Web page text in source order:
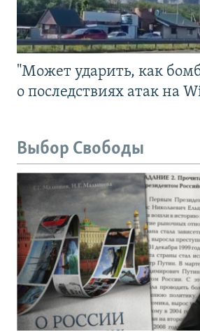
"Может ударить, как
о последствиях атак на
Выбор Свободы